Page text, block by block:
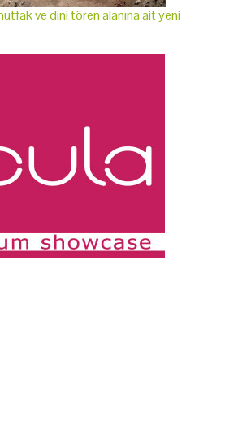
ve dini tören alanına ait yeni